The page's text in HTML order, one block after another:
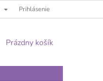
Prihlásenie
NÁKUPNÝ
Prázdny košík